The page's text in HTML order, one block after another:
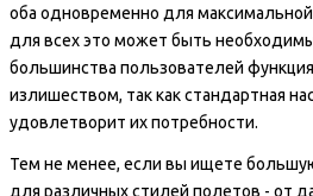
оба одновременно для
для всех это может быть
большинства пользователей
излишеством, так как стандартная
удовлетворит их потребности.
Тем не менее, если вы ищете
для различных стилей полетов - от